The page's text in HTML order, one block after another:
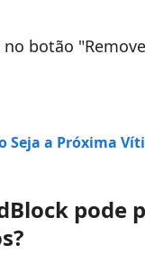
no botão
Seja a Próxima
pode